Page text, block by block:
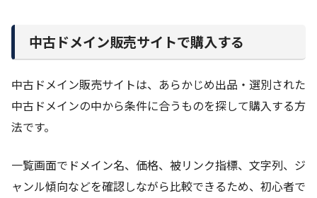
中古ドメイン販売サイトで購入する
中古ドメイン販売サイトは、あらかじめ出品・選別された
中古ドメインの中から条件に合うものを探して購入する方
法です。
一覧画面でドメイン名、価格、被リンク指標、文字列、ジ
ャンル傾向などを確認しながら比較できるため、初心者で